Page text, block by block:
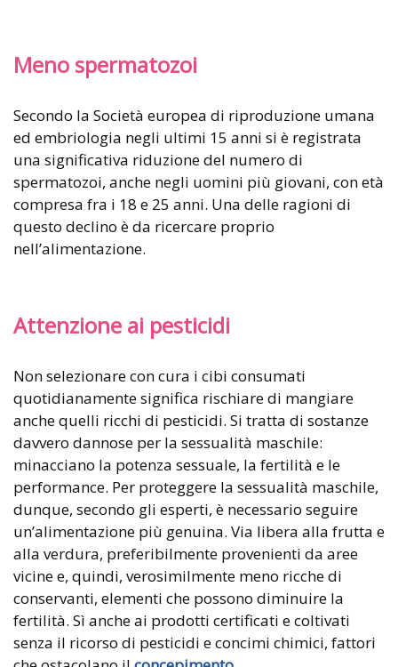
Meno spermatozoi
Secondo la Società europea di riproduzione umana
ed embriologia negli ultimi 15 anni si è registrata
una significativa riduzione del numero di
spermatozoi, anche negli uomini più giovani, con età
compresa fra i 18 e 25 anni. Una delle ragioni di
questo declino è da ricercare proprio
nell’alimentazione.
Attenzione ai pesticidi
Non selezionare con cura i cibi consumati
quotidianamente significa rischiare di mangiare
anche quelli ricchi di pesticidi. Si tratta di sostanze
davvero dannose per la sessualità maschile:
minacciano la potenza sessuale, la fertilità e le
performance. Per proteggere la sessualità maschile,
dunque, secondo gli esperti, è necessario seguire
un’alimentazione più genuina. Via libera alla frutta e
alla verdura, preferibilmente provenienti da aree
vicine e, quindi, verosimilmente meno ricche di
conservanti, elementi che possono diminuire la
fertilità. Sì anche ai prodotti certificati e coltivati
senza il ricorso di pesticidi e concimi chimici, fattori